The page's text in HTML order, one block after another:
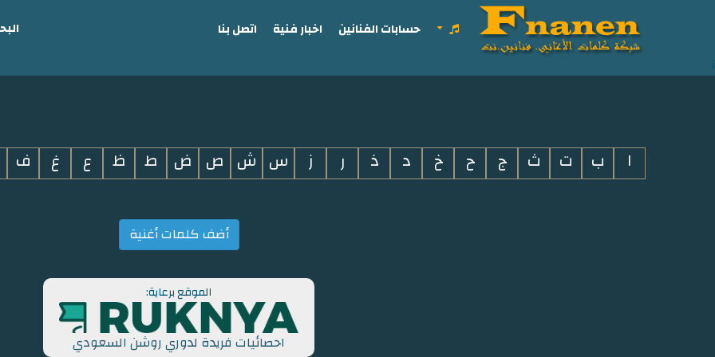
i
حسابات الفنانين اخبار فنية اتصل بنا
ا ب ت ث ج ح خ د ذ ر ز س ش ص ض ط ظ ع غ ف
أضف كلمات أغنية
الموقع برعاية:
احصائيات فريدة لدوري روشن السعودي